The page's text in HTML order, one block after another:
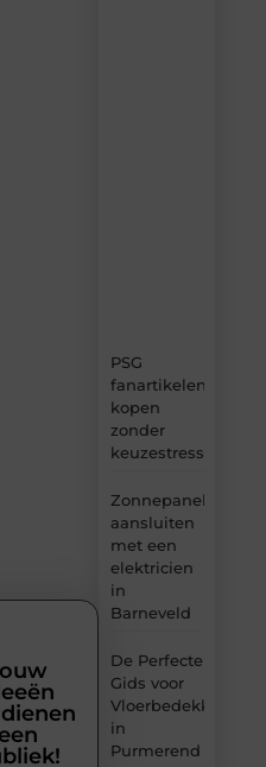
PSG
fanartikelen
kopen
zonder
keuzestress
Zonnepanelen
aansluiten
met een
elektricien
in
Barneveld
De Perfecte
Gids voor
Vloerbedekking
in
Purmerend
een